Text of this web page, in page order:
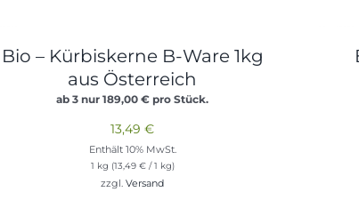
Bio – Kürbiskerne B-Ware 1kg
aus Österreich
ab 3 nur189,00€ pro Stück.
13,49€
Enthält 10% MwSt.
1 kg (13,49 €/ 1 kg)
zzgl.Versand